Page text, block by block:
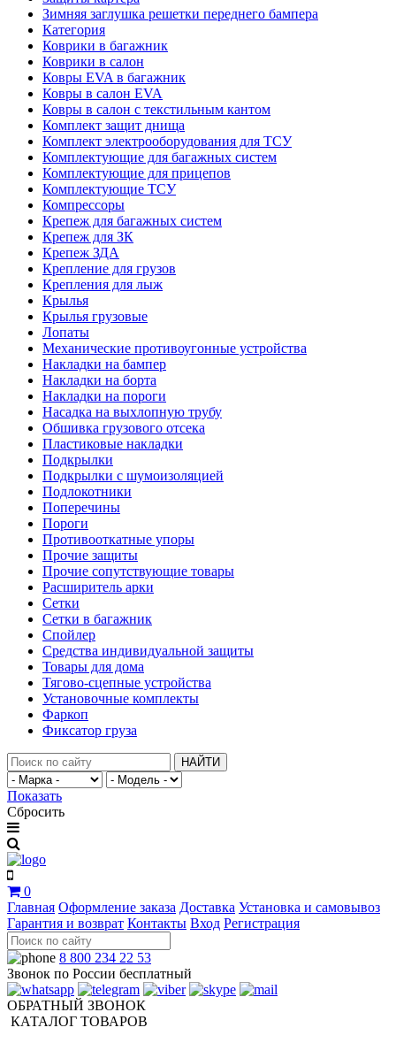
Зимняя заглушка решетки переднего бампера
Категория
Коврики в багажник
Коврики в салон
Ковры EVA в багажник
Ковры в салон EVA
Ковры в салон с текстильным кантом
Комплект защит днища
Комплект электрооборудования для ТСУ
Комплектующие для багажных систем
Комплектующие для прицепов
Комплектующие ТСУ
Компрессоры
Крепеж для багажных систем
Крепеж для ЗК
Крепеж ЗДА
Крепление для грузов
Крепления для лыж
Крылья
Крылья грузовые
Лопаты
Механические противоугонные устройства
Накладки на бампер
Накладки на борта
Накладки на пороги
Насадка на выхлопную трубу
Обшивка грузового отсека
Пластиковые накладки
Подкрылки
Подкрылки с шумоизоляцией
Подлокотники
Поперечины
Пороги
Противооткатные упоры
Прочие защиты
Прочие сопутствующие товары
Расширитель арки
Сетки
Сетки в багажник
Спойлер
Средства индивидуальной защиты
Товары для дома
Тягово-сцепные устройства
Установочные комплекты
Фаркоп
Фиксатор груза
НАЙТИ
Показать
Сбросить
0
Главная Оформление заказа Доставка Установка и самовывоз
Гарантия и возврат Контакты Вход Регистрация
8 800 234 22 53
Звонок по России бесплатный
ОБРАТНЫЙ ЗВОНОК
КАТАЛОГ ТОВАРОВ